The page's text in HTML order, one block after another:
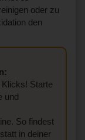
oder zu
den
Klicks! Starte
und
So findest
in deiner